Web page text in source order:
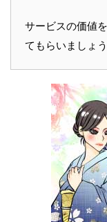
サービスの価値
てもらいましょう